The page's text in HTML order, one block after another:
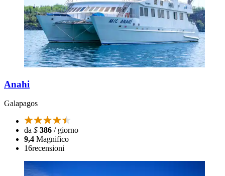
Anahi
Galapagos
da $ 386 / giorno
9,4 Magnifico
16recensioni